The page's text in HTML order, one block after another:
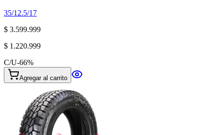
35/12.5/17
$ 3.599.999
$ 1.220.999
C/U-66%
Agregar al carrito